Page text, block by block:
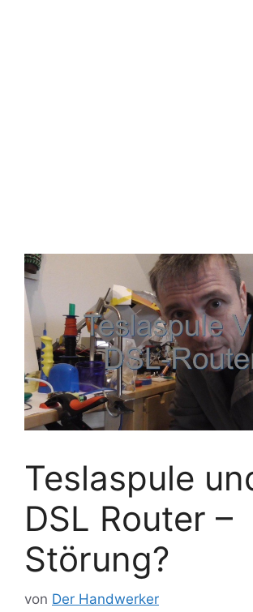
Teslaspule
DSL Router –
Störung?
von Der Handwerker